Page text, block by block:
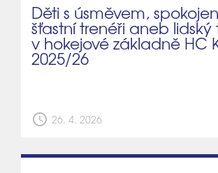
Děti s úsměvem,
šťastní trenéři aneb lidský
v hokejové základně HC
2025/26
schedule 26. 4. 2026